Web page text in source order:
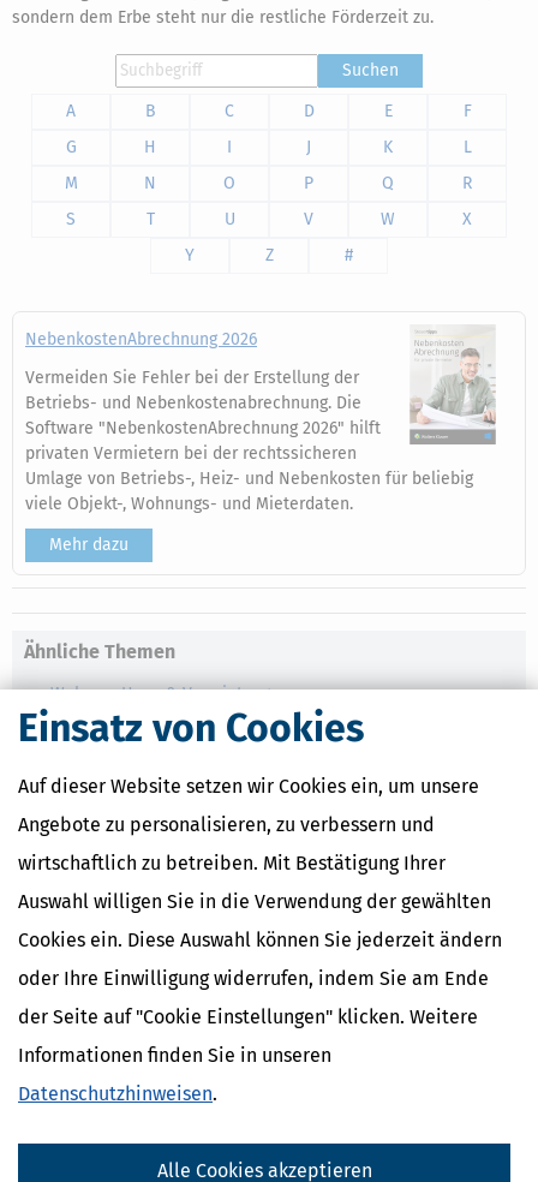
Einsatz von Cookies
Auf dieser Website setzen wir Cookies ein, um unsere
Angebote zu personalisieren, zu verbessern und
wirtschaftlich zu betreiben. Mit Bestätigung Ihrer
Auswahl willigen Sie in die Verwendung der gewählten
Cookies ein. Diese Auswahl können Sie jederzeit ändern
oder Ihre Einwilligung widerrufen, indem Sie am Ende
der Seite auf "Cookie Einstellungen" klicken. Weitere
Informationen finden Sie in unseren
Datenschutzhinweisen.
Alle Cookies akzeptieren
sondern dem Erbe steht nur die restliche Förderzeit zu.
Suchen
A
B C D E
F
G
H I J K
L
M
N O P Q
R
S
T U V W
X
Y
Z #
NebenkostenAbrechnung 2026
Vermeiden Sie Fehler bei der Erstellung der
Betriebs- und Nebenkostenabrechnung. Die
Software "NebenkostenAbrechnung 2026" hilft
privaten Vermietern bei der rechtssicheren
Umlage von Betriebs-, Heiz- und Nebenkosten für beliebig
viele Objekt-, Wohnungs- und Mieterdaten.
Mehr dazu
Ähnliche Themen
Wohnen, Haus & Vermietung
Verwandte Begriffe
Eigenheimzulage / Objekte
Eigenheimzulage
Eigenheimzulage / Bemessungsgrundlage
Eigenheimzulage / Antragstellung